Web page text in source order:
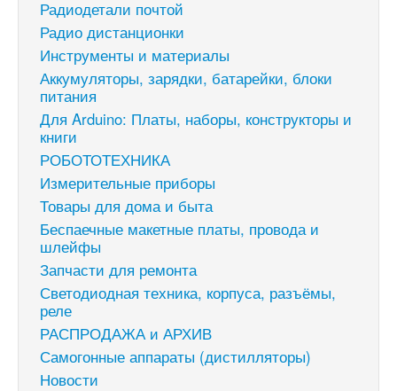
Радиодетали почтой
Радио дистанционки
Инструменты и материалы
Аккумуляторы, зарядки, батарейки, блоки
питания
Для Arduino: Платы, наборы, конструкторы и
книги
РОБОТОТЕХНИКА
Измерительные приборы
Товары для дома и быта
Беспаечные макетные платы, провода и
шлейфы
Запчасти для ремонта
Светодиодная техника, корпуса, разъёмы,
реле
РАСПРОДАЖА и АРХИВ
Самогонные аппараты (дистилляторы)
Новости